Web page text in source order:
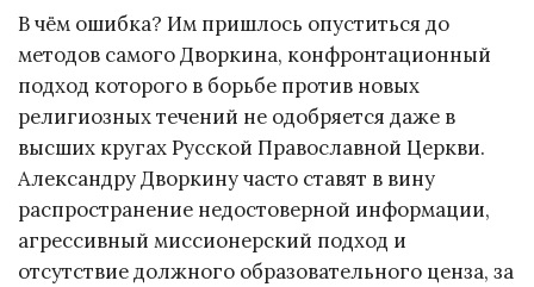
В чём ошибка? Им пришлось опуститься до
методов самого Дворкина, конфронтационный
подход которого в борьбе против новых
религиозных течений не одобряется даже в
высших кругах Русской Православной Церкви.
Александру Дворкину часто ставят в вину
распространение недостоверной информации,
агрессивный миссионерский подход и
отсутствие должного образовательного ценза, за